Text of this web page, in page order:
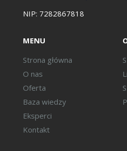
NIP: 7282867818
MENU
Strona główna
O nas
Oferta
Baza wiedzy
Eksperci
Kontakt